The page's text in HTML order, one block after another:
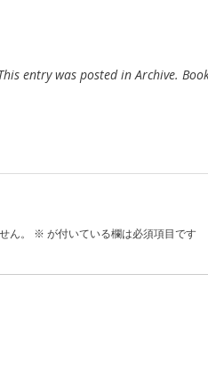
entry was posted inArchive.
ん。
※ が付いている欄は必須項目です